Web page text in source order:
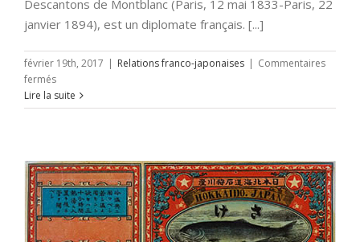
Descantons de Montblanc (Paris, 12 mai 1833-Paris, 22
janvier 1894), est un diplomate français. [...]
février 19th, 2017 | Relations franco-japonaises | Commentaires
ferméssur
Charles
de
Lire la suite